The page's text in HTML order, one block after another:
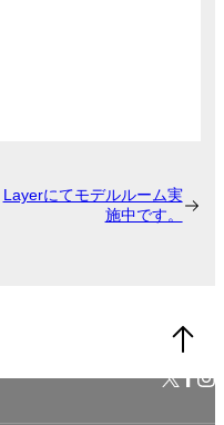
Layerにてモデルルーム実
施中です。